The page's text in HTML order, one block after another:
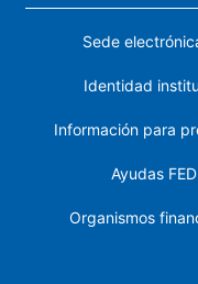
Sede
Identidad
Información para
Ayudas
Organismos